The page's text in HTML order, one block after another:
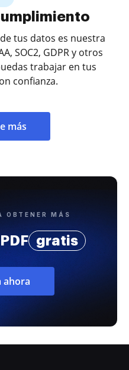
tus datos es nuestra
SOC2, GDPR y otros
trabajar en tus
confianza.
más
OBTENER MÁS
gratis
ahora